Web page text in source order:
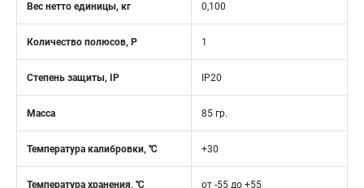
Вес нетто единицы, кг 0,100
Количество полюсов, Р 1
Степень защиты, IP IP20
Масса 85 гр.
Температура калибровки, ℃ +30
Температура хранения, ℃ от -55 до +55